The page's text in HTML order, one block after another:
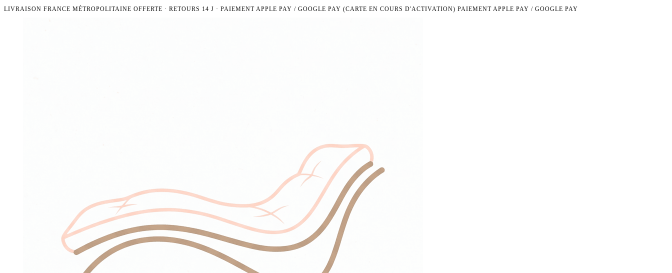
LIVRAISON FRANCE MÉTROPOLITAINE OFFERTE · RETOURS 14 J · PAIEMENT APPLE PAY / GOOGLE PAY (CARTE EN COURS D'ACTIVATION) PAIEMENT APPLE PAY / GOOGLE PAY